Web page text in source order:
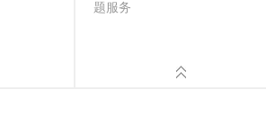
题服务